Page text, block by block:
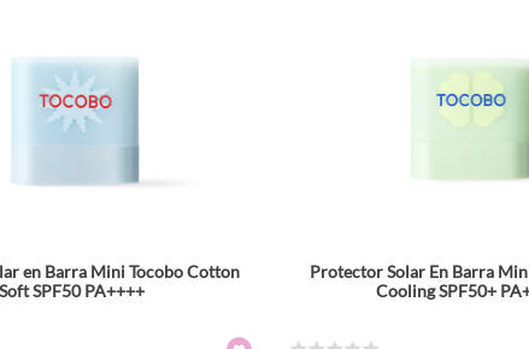
en Barra Mini Tocobo Cotton
Soft SPF50 PA++++
Protector Solar En Barra
Cooling SPF50+